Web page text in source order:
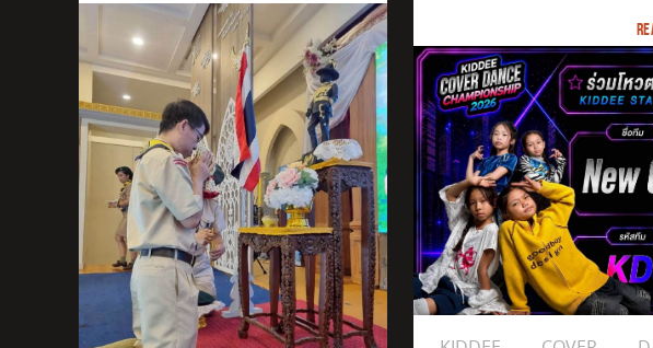
KIDDEE COVER DANCE CHAMPIONSHIP 2026
Little Mozart Concert 2026